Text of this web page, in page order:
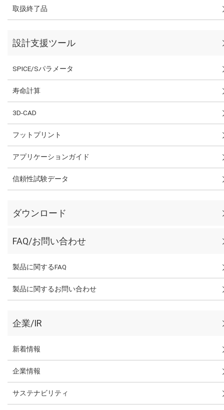
取扱終了品
設計支援ツール
SPICE/Sパラメータ
寿命計算
3D-CAD
フットプリント
アプリケーションガイド
信頼性試験データ
ダウンロード
FAQ/お問い合わせ
製品に関するFAQ
製品に関するお問い合わせ
企業/IR
新着情報
企業情報
サステナビリティ